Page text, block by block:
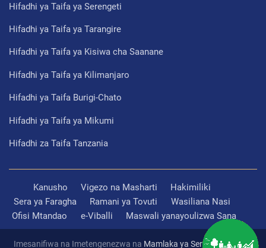
Hifadhi ya Taifa ya Serengeti
Hifadhi ya Taifa ya Tarangire
Hifadhi ya Taifa ya Kisiwa cha Saanane
Hifadhi ya Taifa ya Kilimanjaro
Hifadhi ya Taifa Burigi-Chato
Hifadhi ya Taifa ya Mikumi
Hifadhi za Taifa Tanzania
Kanusho Vigezo na Masharti
Hakimiliki
Sera ya Faragha
Ramani ya Tovuti
Wasiliana Nasi
Ofisi Mtandao
e-Viballi Maswali yanayoulizwa Sana
Imesanifiwa na Imetengenezwa na Mamlaka ya Serikali Mtandao